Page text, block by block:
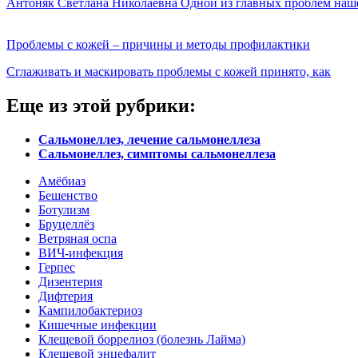
Проблемы с кожей – причины и методы профилактики
Сглаживать и маскировать проблемы с кожей принято, как
Еще из этой рубрики:
Cальмонеллез, лечение сальмонеллеза
Сальмонеллез, симптомы сальмонеллеза
Амёбиаз
Бешенство
Ботулизм
Бруцеллёз
Ветряная оспа
ВИЧ-инфекция
Герпес
Дизентерия
Дифтерия
Кампилобактериоз
Кишечные инфекции
Клещевой боррелиоз (болезнь Лайма)
Клещевой энцефалит